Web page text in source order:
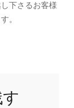
下さるお客様
。